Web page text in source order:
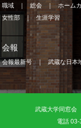
職域
総会 ホーム
女性部
生涯学習
会報
会報最新号 武蔵な日本
武蔵大学同窓会
電話